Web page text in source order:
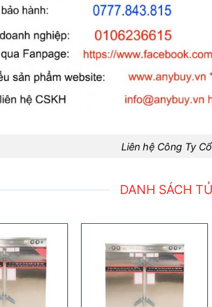
Liên hệ Công Ty
DANH SÁCH